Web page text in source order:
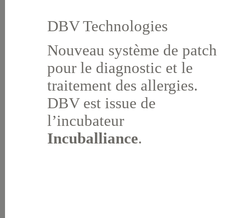
DBV Technologies
Nouveau système de patch
pour le diagnostic et le
traitement des allergies.
DBV est issue de
l’incubateur
Incuballiance.